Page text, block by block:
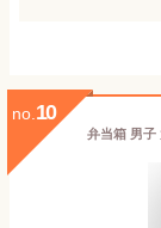
no. 10